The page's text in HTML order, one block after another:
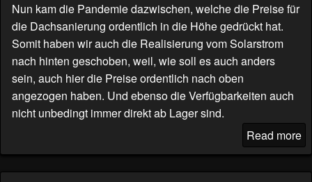
Nun kam die Pandemie dazwischen, welche die Preise für
die Dachsanierung ordentlich in die Höhe gedrückt hat.
Somit haben wir auch die Realisierung vom Solarstrom
nach hinten geschoben, weil, wie soll es auch anders
sein, auch hier die Preise ordentlich nach oben
angezogen haben. Und ebenso die Verfügbarkeiten auch
nicht unbedingt immer direkt ab Lager sind.
Read more